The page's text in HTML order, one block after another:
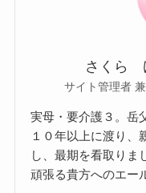
さくら
サイト管理者
実母・要介護３。岳
１０年以上に渡り、
し、最期を看取りま
頑張る貴方へのエー